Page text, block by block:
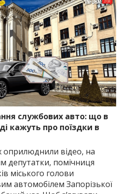
службових авто: що в
кажуть про поїздки в
оприлюднили відео, на
депутатки, помічниця
міського голови
автомобілем Запорізької